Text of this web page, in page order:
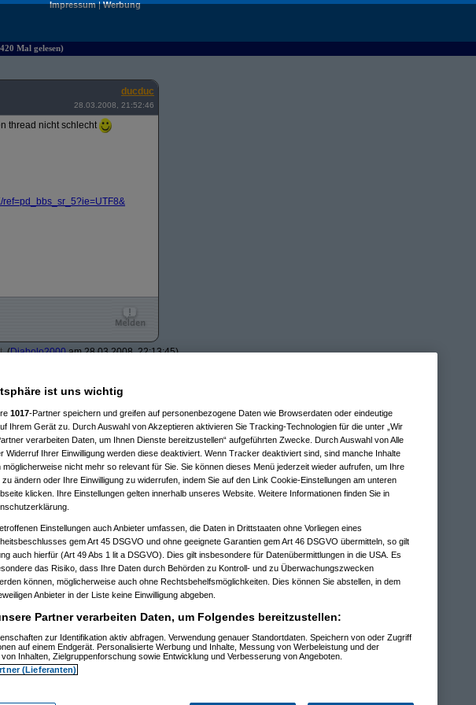
Impressum|Werbung
Mal gelesen)
ducduc
28.03.2008, 21:52:46
thread nicht schlecht
ref=pd_bbs_sr_5?ie=UTF8&
(Diabolo2000am 28.03.2008, 22:13:45)
10:17:40)
10:18:27)
10:22:30)
10:29:20)
am 29.03.2008, 10:32:27)
am 29.03.2008, 10:38:55)
16:15:41)
13:46:23)
12:47:46)
13:16:39)
ist uns wichtig
1017-Partner speichern und greifen auf personenbezogene Daten wie Browserdaten oder eindeutige
Ihrem Gerät zu. Durch Auswahl von Akzeptieren aktivieren Sie Tracking-Technologien für die unter „Wir
verarbeiten Daten, um Ihnen Dienste bereitzustellen“ aufgeführten Zwecke. Durch Auswahl von Alle
Widerruf Ihrer Einwilligung werden diese deaktiviert. Wenn Tracker deaktiviert sind, sind manche Inhalte
möglicherweise nicht mehr so relevant für Sie. Sie können dieses Menü jederzeit wieder aufrufen, um Ihre
zu ändern oder Ihre Einwilligung zu widerrufen, indem Sie auf den Link Cookie-Einstellungen am unteren
klicken. Ihre Einstellungen gelten innerhalb unseres Website. Weitere Informationen finden Sie in
Einstellungen auch Anbieter umfassen, die Daten in Drittstaaten ohne Vorliegen eines
gem Art 45 DSGVO und ohne geeignete Garantien gem Art 46 DSGVO übermitteln, so gilt
auch hierfür (Art 49 Abs 1 lit a DSGVO). Dies gilt insbesondere für Datenübermittlungen in die USA. Es
das Risiko, dass Ihre Daten durch Behörden zu Kontroll- und zu Überwachungszwecken
können, möglicherweise auch ohne Rechtsbehelfsmöglichkeiten. Dies können Sie abstellen, in dem
Anbieter in der Liste keine Einwilligung abgeben.
Partner verarbeiten Daten, um Folgendes bereitzustellen:
zur Identifikation aktiv abfragen. Verwendung genauer Standortdaten. Speichern von oder Zugriff
auf einem Endgerät. Personalisierte Werbung und Inhalte, Messung von Werbeleistung und der
Inhalten, Zielgruppenforschung sowie Entwicklung und Verbesserung von Angeboten.
(Lieferanten)